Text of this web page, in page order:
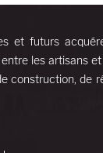
et futurs
les artisans
construction, de